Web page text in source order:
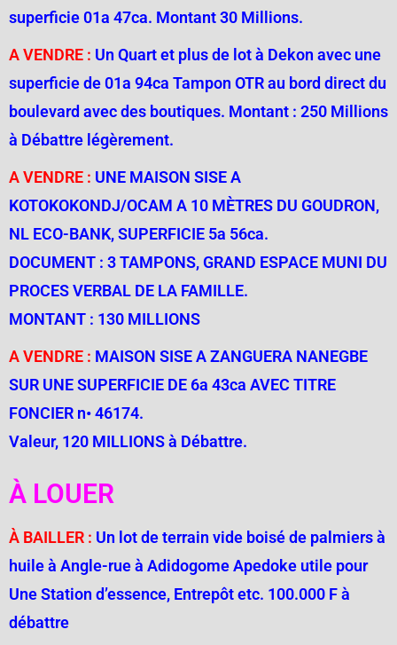
superficie 01a 47ca. Montant 30 Millions.
A VENDRE : Un Quart et plus de lot à Dekon avec une
superficie de 01a 94ca Tampon OTR au bord direct du
boulevard avec des boutiques. Montant : 250 Millions
à Débattre légèrement.
A VENDRE : UNE MAISON SISE A
KOTOKOKONDJ/OCAM A 10 MÈTRES DU GOUDRON,
NL ECO-BANK, SUPERFICIE 5a 56ca.
DOCUMENT : 3 TAMPONS, GRAND ESPACE MUNI DU
PROCES VERBAL DE LA FAMILLE.
MONTANT : 130 MILLIONS
A VENDRE : MAISON SISE A ZANGUERA NANEGBE
SUR UNE SUPERFICIE DE 6a 43ca AVEC TITRE
FONCIER n• 46174.
Valeur, 120 MILLIONS à Débattre.
À LOUER
À BAILLER : Un lot de terrain vide boisé de palmiers à
huile à Angle-rue à Adidogome Apedoke utile pour
Une Station d’essence, Entrepôt etc. 100.000 F à
débattre